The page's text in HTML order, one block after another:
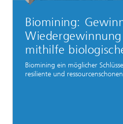
Biomining:
mithilfe
Biomining ein möglicher
resiliente und